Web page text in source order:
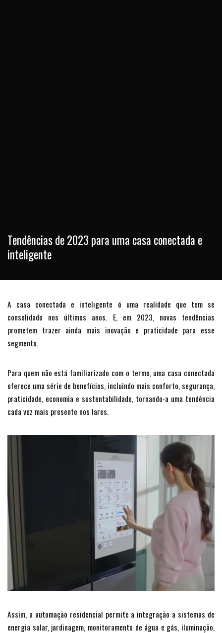
Tendências de 2023 para uma casa conectada e
inteligente
A casa conectada e inteligente é uma realidade que tem se
consolidado nos últimos anos. E, em 2023, novas tendências
prometem trazer ainda mais inovação e praticidade para esse
segmento.
Para quem não está familiarizado com o termo, uma casa conectada
oferece uma série de benefícios, incluindo mais conforto, segurança,
praticidade, economia e sustentabilidade, tornando-a uma tendência
cada vez mais presente nos lares.
Assim, a automação residencial permite a integração a sistemas de
energia solar, jardinagem, monitoramento de água e gás, iluminação,